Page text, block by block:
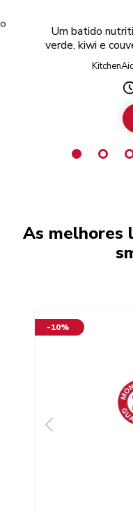
Um batido
verde, kiwi e
As melhores
-10%